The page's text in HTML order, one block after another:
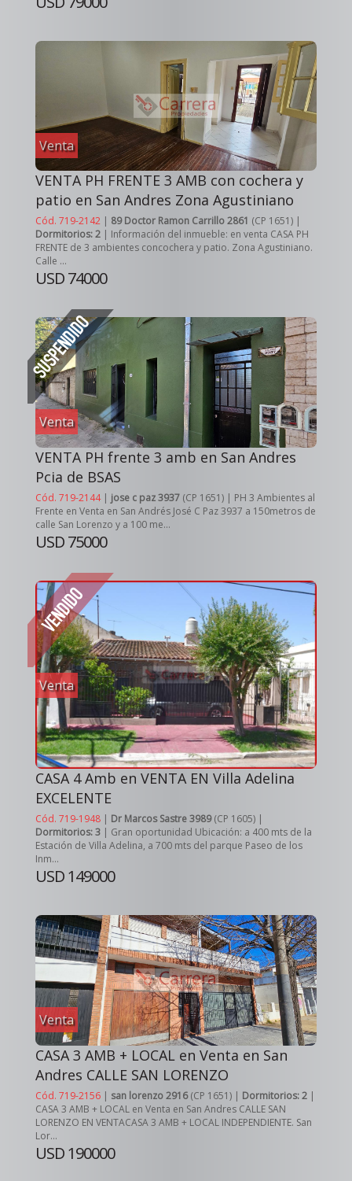
Venta
VENTA PH FRENTE 3 AMB con cochera y
patio en San Andres Zona Agustiniano
Cód. 719-2142 | 89 Doctor Ramon Carrillo 2861 (CP 1651) |
Dormitorios: 2 | Información del inmueble: en venta CASA PH
FRENTE de 3 ambientes concochera y patio. Zona Agustiniano.
Calle ...
USD 74000
Venta
VENTA PH frente 3 amb en San Andres
Pcia de BSAS
Cód. 719-2144| jose c paz 3937 (CP 1651) | PH 3 Ambientes al
Frente en Venta en San Andrés José C Paz 3937 a 150metros de
calle San Lorenzo y a 100 me...
USD 75000
Venta
CASA 4 Amb en VENTA EN Villa Adelina
EXCELENTE
Cód. 719-1948 Dr Marcos Sastre 3989(CP 1605) |
Dormitorios: 3 | Gran oportunidad Ubicación: a 400 mts de la
Estación de Villa Adelina, a 700 mts del parque Paseo de los
Inm...
USD 149000
Venta
CASA 3 AMB + LOCAL en Venta en San
Andres CALLE SAN LORENZO
Cód. 719-2156 | san lorenzo 2916(CP 1651) | Dormitorios: 2 |
CASA 3 AMB + LOCAL en Venta en San Andres CALLE SAN
LORENZO EN VENTACASA 3 AMB + LOCAL INDEPENDIENTE. San
Lor...
USD 190000